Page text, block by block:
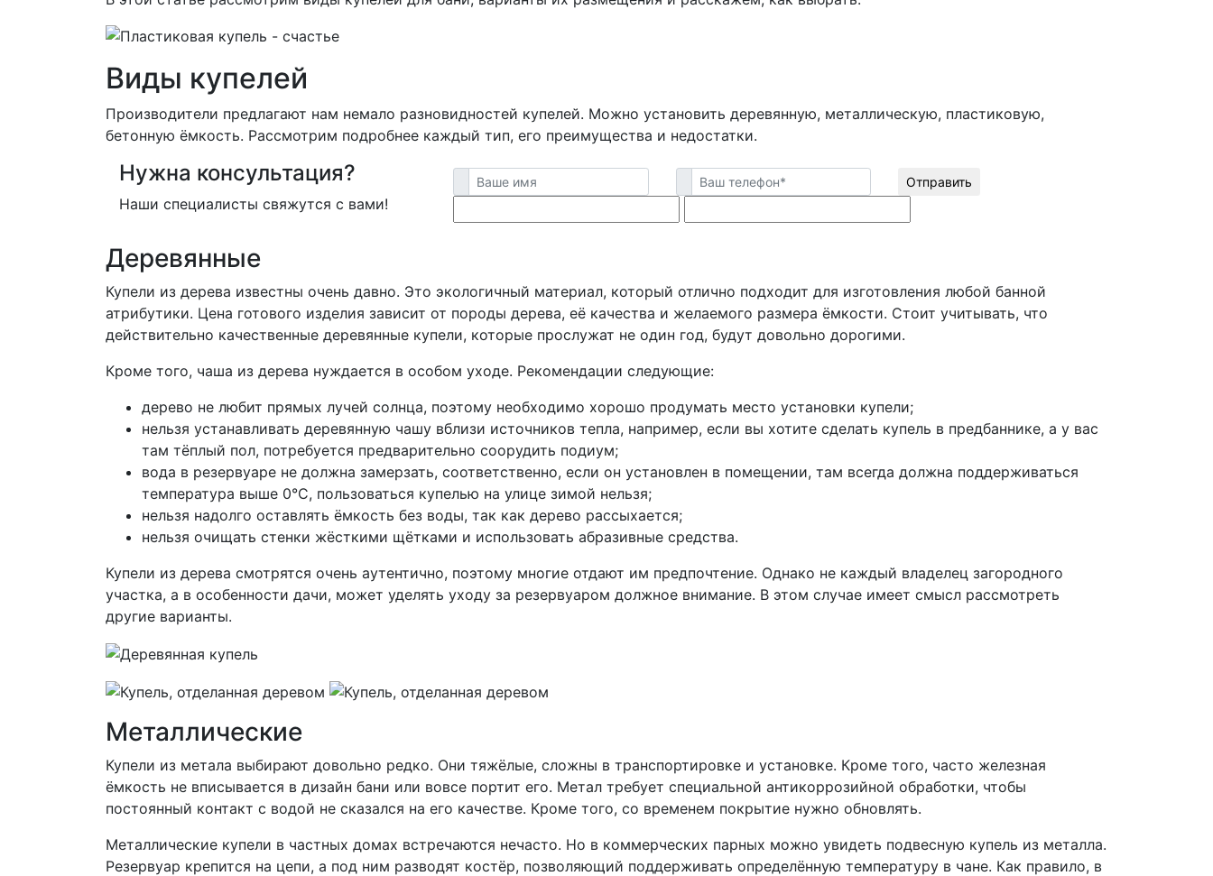
Виды купелей
Производители предлагают нам немало разновидностей купелей. Можно установить деревянную, металлическую, пластиковую,
бетонную ёмкость. Рассмотрим подробнее каждый тип, его преимущества и недостатки.
Нужна консультация?
Наши специалисты свяжутся с вами!
Отправить
Деревянные
Купели из дерева известны очень давно. Это экологичный материал, который отлично подходит для изготовления любой банной
атрибутики. Цена готового изделия зависит от породы дерева, её качества и желаемого размера ёмкости. Стоит учитывать, что
действительно качественные деревянные купели, которые прослужат не один год, будут довольно дорогими.
Кроме того, чаша из дерева нуждается в особом уходе. Рекомендации следующие:
дерево не любит прямых лучей солнца, поэтому необходимо хорошо продумать место установки купели;
нельзя устанавливать деревянную чашу вблизи источников тепла, например, если вы хотите сделать купель в предбаннике, а у вас
там тёплый пол, потребуется предварительно соорудить подиум;
вода в резервуаре не должна замерзать, соответственно, если он установлен в помещении, там всегда должна поддерживаться
температура выше 0°С, пользоваться купелью на улице зимой нельзя;
нельзя надолго оставлять ёмкость без воды, так как дерево рассыхается;
нельзя очищать стенки жёсткими щётками и использовать абразивные средства.
Купели из дерева смотрятся очень аутентично, поэтому многие отдают им предпочтение. Однако не каждый владелец загородного
участка, а в особенности дачи, может уделять уходу за резервуаром должное внимание. В этом случае имеет смысл рассмотреть
другие варианты.
Металлические
Купели из метала выбирают довольно редко. Они тяжёлые, сложны в транспортировке и установке. Кроме того, часто железная
ёмкость не вписывается в дизайн бани или вовсе портит его. Метал требует специальной антикоррозийной обработки, чтобы
постоянный контакт с водой не сказался на его качестве. Кроме того, со временем покрытие нужно обновлять.
Металлические купели в частных домах встречаются нечасто. Но в коммерческих парных можно увидеть подвесную купель из металла.
Резервуар крепится на цепи, а под ним разводят костёр, позволяющий поддерживать определённую температуру в чане. Как правило, в